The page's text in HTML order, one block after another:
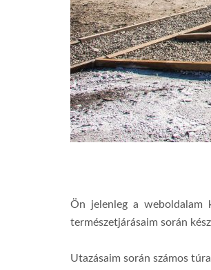
Ön jelenleg a
természetjárásaim során
Utazásaim során számos